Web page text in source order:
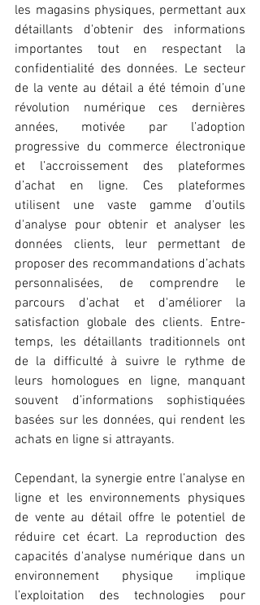
les magasins physiques, permettant aux
détaillants d'obtenir des informations
importantes tout en respectant la
confidentialité des données. Le secteur
de la vente au détail a été témoin d’une
révolution numérique ces dernières
années, motivée par l’adoption
progressive du commerce électronique
et l’accroissement des plateformes
d’achat en ligne. Ces plateformes
utilisent une vaste gamme d'outils
d'analyse pour obtenir et analyser les
données clients, leur permettant de
proposer des recommandations d’achats
personnalisées, de comprendre le
parcours d'achat et d'améliorer la
satisfaction globale des clients. Entre-
temps, les détaillants traditionnels ont
de la difficulté à suivre le rythme de
leurs homologues en ligne, manquant
souvent d’informations sophistiquées
basées sur les données, qui rendent les
achats en ligne si attrayants.
Cependant, la synergie entre l’analyse en
ligne et les environnements physiques
de vente au détail offre le potentiel de
réduire cet écart. La reproduction des
capacités d'analyse numérique dans un
environnement physique implique
l’exploitation des technologies pour